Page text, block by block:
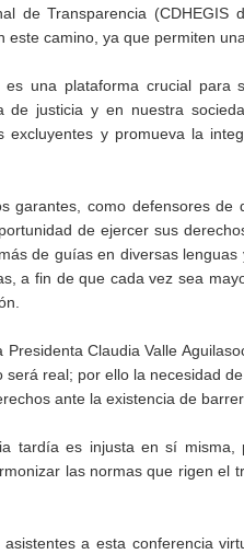
de Transparencia
este camino, ya que permiten
una plataforma crucial para
de justicia y en nuestra
excluyentes y promueva la
garantes, como defensores
de ejercer sus
de guías en diversas
a fin de que cada vez sea
Presidenta Claudia Valle
será real; por ello la necesidad
ante la existencia de
tardía es injusta en sí
las normas que rigen el
a esta conferencia